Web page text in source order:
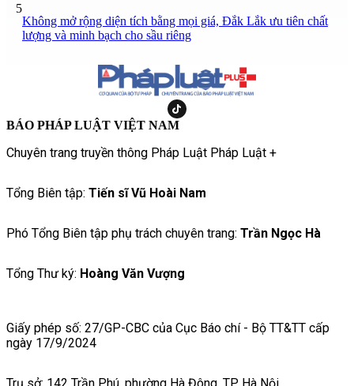
5
Không mở rộng diện tích bằng mọi giá, Đắk Lắk ưu tiên chất
lượng và minh bạch cho sầu riêng
BÁO PHÁP LUẬT VIỆT NAM
Chuyên trang truyền thông Pháp Luật Pháp Luật +
Tổng Biên tập: Tiến sĩ Vũ Hoài Nam
Phó Tổng Biên tập phụ trách chuyên trang: Trần Ngọc Hà
Tổng Thư ký: Hoàng Văn Vượng
Giấy phép số: 27/GP-CBC của Cục Báo chí - Bộ TT&TT cấp
ngày 17/9/2024